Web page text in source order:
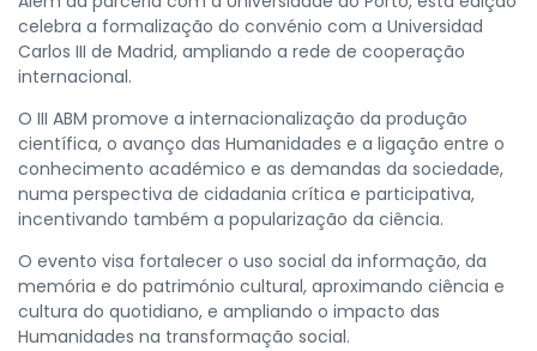
celebra a formalização do convénio com a Universidad
Carlos III de Madrid, ampliando a rede de cooperação
internacional.
O III ABM promove a internacionalização da produção
científica, o avanço das Humanidades e a ligação entre o
conhecimento académico e as demandas da sociedade,
numa perspectiva de cidadania crítica e participativa,
incentivando também a popularização da ciência.
O evento visa fortalecer o uso social da informação, da
memória e do património cultural, aproximando ciência e
cultura do quotidiano, e ampliando o impacto das
Humanidades na transformação social.